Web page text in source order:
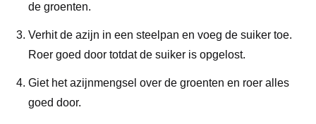
de groenten.
Verhit de azijn in een steelpan en voeg de suiker toe.
Roer goed door totdat de suiker is opgelost.
Giet het azijnmengsel over de groenten en roer alles
goed door.